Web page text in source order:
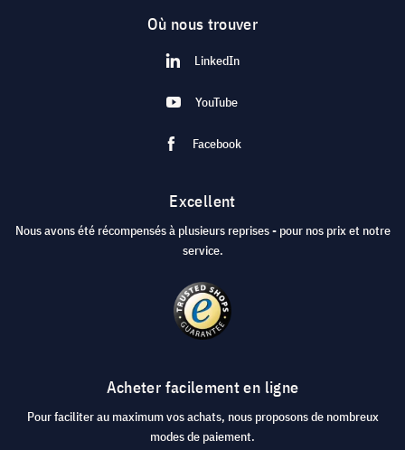
Où nous trouver
LinkedIn
YouTube
Facebook
Excellent
Nous avons été récompensés à plusieurs reprises - pour nos prix et notre
service.
Acheter facilement en ligne
Pour faciliter au maximum vos achats, nous proposons de nombreux
modes de paiement.